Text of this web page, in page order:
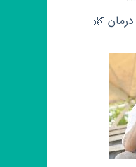
🌿